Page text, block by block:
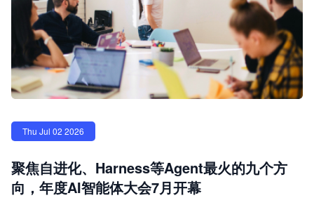
Thu Jul 02 2026
聚焦自进化、Harness等Agent最火的九个方
向，年度AI智能体大会7月开幕